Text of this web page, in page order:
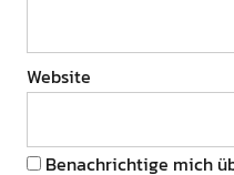
Website
Benachrichtige mich